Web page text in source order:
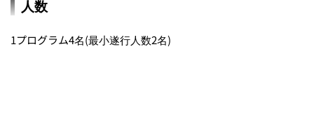
人数
1プログラム4名(最小遂行人数2名)